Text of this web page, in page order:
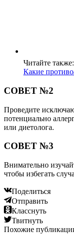
Читайте также:
Какие
СОВЕТ №2
Проведите
потенциально
или диетолога.
СОВЕТ №3
Внимательно
чтобы избегать
Поделиться
Отправить
Класснуть
Твитнуть
Похожие